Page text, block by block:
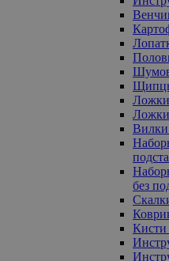
Ложки
Ложки
Вилки
без
Кисти